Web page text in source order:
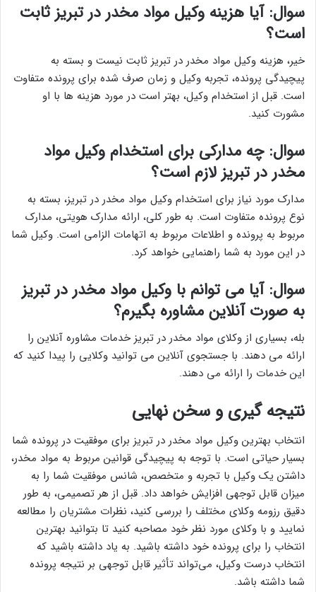
سوال: آیا هزینه وکیل مواد مخدر در تبریز ثابت
است؟
خیر، هزینه وکیل مواد مخدر در تبریز ثابت نیست و بسته به
پیچیدگی پرونده، تجربه وکیل و زمان صرف شده برای پرونده متفاوت
است. قبل از استخدام وکیل، بهتر است در مورد هزینه ها با او
مشورت کنید.
سوال: چه مدارکی برای استخدام وکیل مواد
مخدر در تبریز لازم است؟
مدارک مورد نیاز برای استخدام وکیل مواد مخدر در تبریز، بسته به
نوع پرونده متفاوت است. به طور کلی، ارائه مدارک هویتی، مدارک
مربوط به پرونده و اطلاعات مربوط به اتهامات الزامی است. وکیل شما
در این مورد به شما راهنمایی خواهد کرد.
سوال: آیا می توانم با وکیل مواد مخدر در تبریز
به صورت آنلاین مشاوره بگیرم؟
بله، بسیاری از وکلای مواد مخدر در تبریز خدمات مشاوره آنلاین را
ارائه می دهند. با جستجوی آنلاین می توانید وکلایی را پیدا کنید که
این خدمات را ارائه می دهند.
نتیجه گیری و سخن نهایی
انتخاب بهترین وکیل مواد مخدر در تبریز برای موفقیت در پرونده شما
بسیار حیاتی است. با توجه به پیچیدگی قوانین مربوط به مواد مخدر،
داشتن یک وکیل با تجربه و متخصص، شانس موفقیت شما را به
میزان قابل توجهی افزایش خواهد داد. قبل از هر تصمیمی، به طور
دقیق رزومه وکلای مختلف را بررسی کنید، نظرات مشتریان را مطالعه
نمایید و با وکلای مورد نظر خود مصاحبه کنید تا بتوانید بهترین
انتخاب را برای پرونده خود داشته باشید. به یاد داشته باشید که
انتخاب درست وکیل، می‌تواند تأثیر قابل توجهی بر نتیجه پرونده
شما داشته باشد.